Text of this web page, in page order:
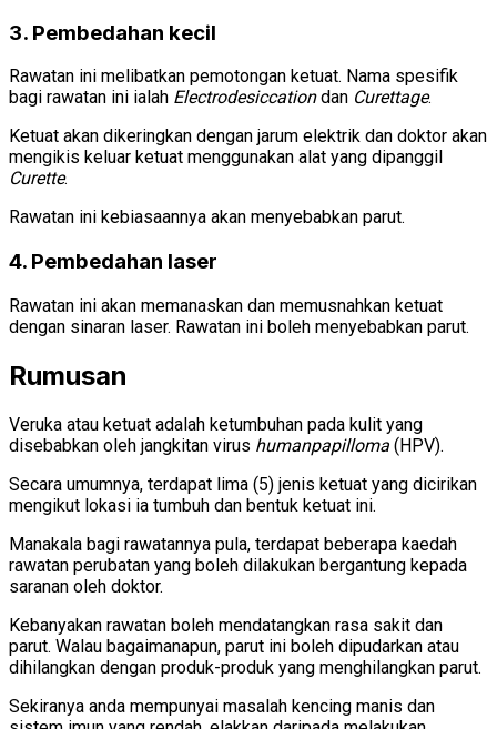
3. Pembedahan kecil
Rawatan ini melibatkan pemotongan ketuat. Nama spesifik
bagi rawatan ini ialah Electrodesiccationdan Curettage.
Ketuat akan dikeringkan dengan jarum elektrik dan doktor akan
mengikis keluar ketuat menggunakan alat yang dipanggil
Curette.
Rawatan ini kebiasaannya akan menyebabkan parut.
4. Pembedahan laser
Rawatan ini akan memanaskan dan memusnahkan ketuat
dengan sinaran laser. Rawatan ini boleh menyebabkan parut.
Rumusan
Veruka atau ketuat adalah ketumbuhan pada kulit yang
disebabkan oleh jangkitan virus humanpapilloma (HPV).
Secara umumnya, terdapat lima (5) jenis ketuat yang dicirikan
mengikut lokasi ia tumbuh dan bentuk ketuat ini.
Manakala bagi rawatannya pula, terdapat beberapa kaedah
rawatan perubatan yang boleh dilakukan bergantung kepada
saranan oleh doktor.
Kebanyakan rawatan boleh mendatangkan rasa sakit dan
parut. Walau bagaimanapun, parut ini boleh dipudarkan atau
dihilangkan dengan produk-produk yang menghilangkan parut.
Sekiranya anda mempunyai masalah kencing manis dan